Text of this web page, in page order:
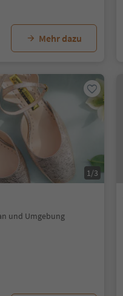
Mehr dazu
1/3
und Umgebung